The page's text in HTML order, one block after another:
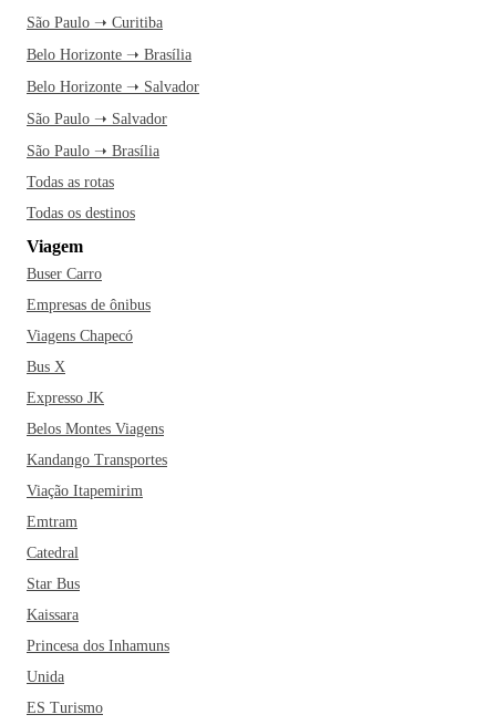
São Paulo ➝ Curitiba
Belo Horizonte ➝ Brasília
Belo Horizonte ➝ Salvador
São Paulo ➝ Salvador
São Paulo ➝ Brasília
Todas as rotas
Todas os destinos
Viagem
Buser Carro
Empresas de ônibus
Viagens Chapecó
Bus X
Expresso JK
Belos Montes Viagens
Kandango Transportes
Viação Itapemirim
Emtram
Catedral
Star Bus
Kaissara
Princesa dos Inhamuns
Unida
ES Turismo